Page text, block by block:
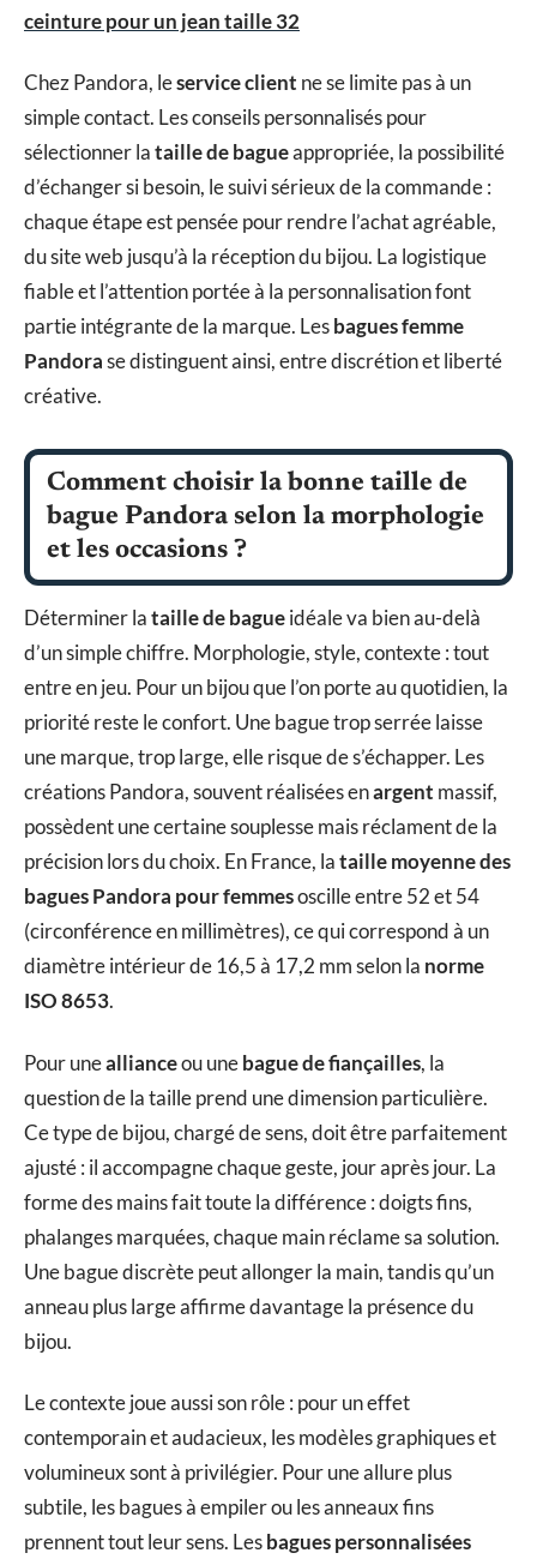
ceinture pour un jean taille 32
Chez Pandora, leservice client ne se limite pas à un
simple contact. Les conseils personnalisés pour
sélectionner lataille de bagueappropriée, la possibilité
d’échanger si besoin, le suivi sérieux de la commande :
chaque étape est pensée pour rendre l’achat agréable,
du site web jusqu’à la réception du bijou. La logistique
fiable et l’attention portée à la personnalisation font
partie intégrante de la marque. Lesbagues femme
Pandorase distinguent ainsi, entre discrétion et liberté
créative.
Comment choisir la bonne taille de
bague Pandora selon la morphologie
et les occasions ?
Déterminer lataille de bagueidéale va bien au-delà
d’un simple chiffre. Morphologie, style, contexte : tout
entre en jeu. Pour un bijou que l’on porte au quotidien, la
priorité reste le confort. Une bague trop serrée laisse
une marque, trop large, elle risque de s’échapper. Les
créations Pandora, souvent réalisées enargent massif,
possèdent une certaine souplesse mais réclament de la
précision lors du choix. En France, lataille moyenne des
bagues Pandora pour femmesoscille entre 52 et 54
(circonférence en millimètres), ce qui correspond à un
diamètre intérieur de 16,5 à 17,2 mm selon la norme
ISO 8653.
Pour uneallianceou unebague de fiançailles, la
question de la taille prend une dimension particulière.
Ce type de bijou, chargé de sens, doit être parfaitement
ajusté : il accompagne chaque geste, jour après jour. La
forme des mains fait toute la différence : doigts fins,
phalanges marquées, chaque main réclame sa solution.
Une bague discrète peut allonger la main, tandis qu’un
anneau plus large affirme davantage la présence du
bijou.
Le contexte joue aussi son rôle : pour un effet
contemporain et audacieux, les modèles graphiques et
volumineux sont à privilégier. Pour une allure plus
subtile, les bagues à empiler ou les anneaux fins
prennent tout leur sens. Lesbagues personnalisées